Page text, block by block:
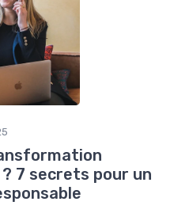
7 secrets pour un